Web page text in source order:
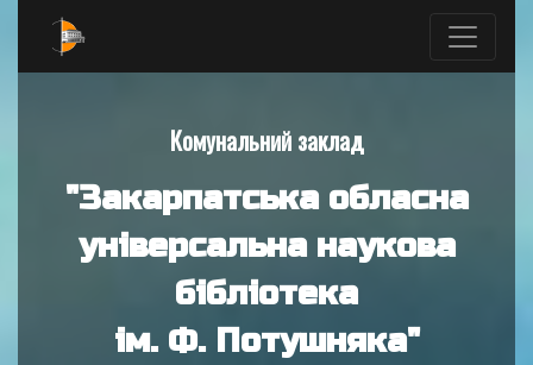
Комунальний заклад
"Закарпатська обласна
універсальна наукова
бібліотека
ім. Ф. Потушняка"